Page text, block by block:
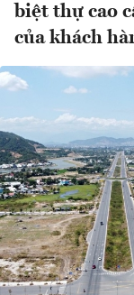
biệt thự cao
của khách